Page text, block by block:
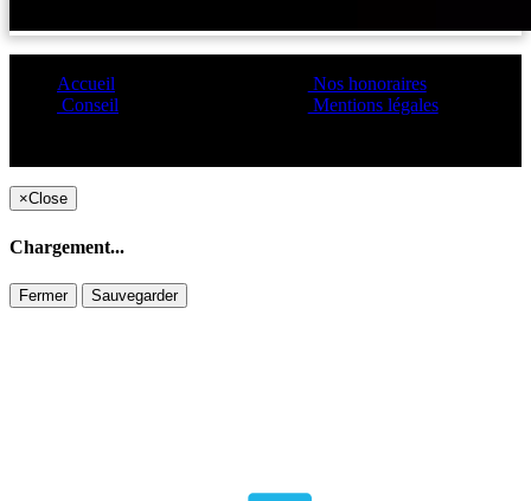
Accueil
Conseil
Nos honoraires
Mentions légales
×Close
Chargement...
Fermer Sauvegarder